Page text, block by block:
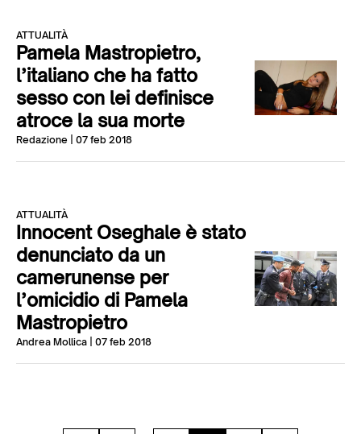
ATTUALITÀ
Pamela Mastropietro,
l’italiano che ha fatto
sesso con lei definisce
atroce la sua morte
Redazione | 07 feb 2018
ATTUALITÀ
Innocent Oseghale è stato
denunciato da un
camerunense per
l’omicidio di Pamela
Mastropietro
Andrea Mollica | 07 feb 2018